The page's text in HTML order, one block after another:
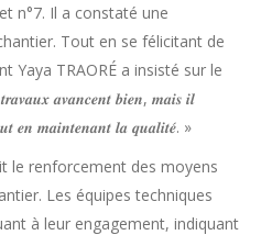
n°7. Il a constaté une
Tout en se félicitant de
Yaya TRAORÉ a insisté sur le
𝒂𝒗𝒂𝒏𝒄𝒆𝒏𝒕 𝒃𝒊𝒆𝒏, 𝒎𝒂𝒊𝒔 𝒊𝒍
𝒆𝒏 𝒎𝒂𝒊𝒏𝒕𝒆𝒏𝒂𝒏𝒕 𝒍𝒂 𝒒𝒖𝒂𝒍𝒊𝒕𝒆́. »
le renforcement des moyens
Les équipes techniques
à leur engagement, indiquant